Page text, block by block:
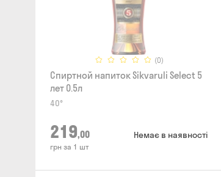
(0)
Спиртной напиток Sikvaruli Select 5
лет 0.5л
40°
219,00
грн за 1 шт
Немає в наявності